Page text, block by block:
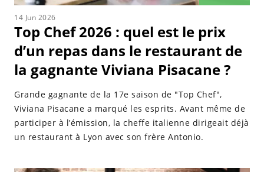
années 2010 selon un sondage réalisé par Ipsos pour
Télécâble Sat Hebdo en octobre 2020.
14 Jun 2026
Top Chef 2026 : quel est le prix
d’un repas dans le restaurant de
la gagnante Viviana Pisacane ?
Grande gagnante de la 17e saison de "Top Chef",
Viviana Pisacane a marqué les esprits. Avant même de
participer à l’émission, la cheffe italienne dirigeait déjà
un restaurant à Lyon avec son frère Antonio.